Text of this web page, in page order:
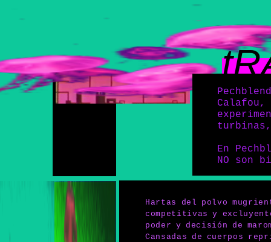
Hartas del polvo
competitivas y
poder y decisión de
Cansadas de cuerpos
Calafou,
En
NO son